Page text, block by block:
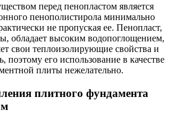
перед пенопластом является
пенополистирола минимально
не пропуская ее. Пенопласт,
обладает высоким водопоглощением,
свои теплоизолирующие свойства и
поэтому его использование в качестве
плиты нежелательно.
плитного фундамента